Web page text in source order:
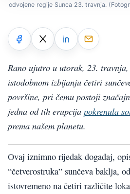
odvojene regije Sunca 23. travnja.
Rano ujutro u utorak, 23.
istodobnom izbijanju četiri
površine, pri čemu postoji
jedna od tih erupcija pokrenula
prema našem planetu.
Ovaj iznimno rijedak događaj,
“četverostruka” sunčeva baklja,
istovremeno na četiri različite